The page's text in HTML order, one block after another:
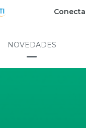
Conecta
NOVEDADES